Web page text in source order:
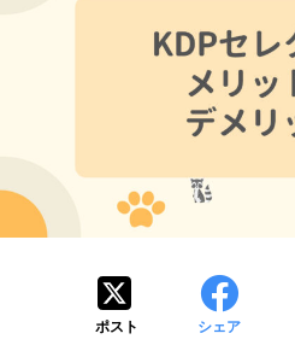
ポスト シェア